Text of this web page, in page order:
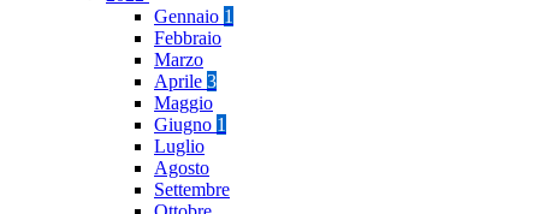
Gennaio 1
Febbraio
Marzo
Aprile 3
Maggio
Giugno 1
Luglio
Agosto
Settembre